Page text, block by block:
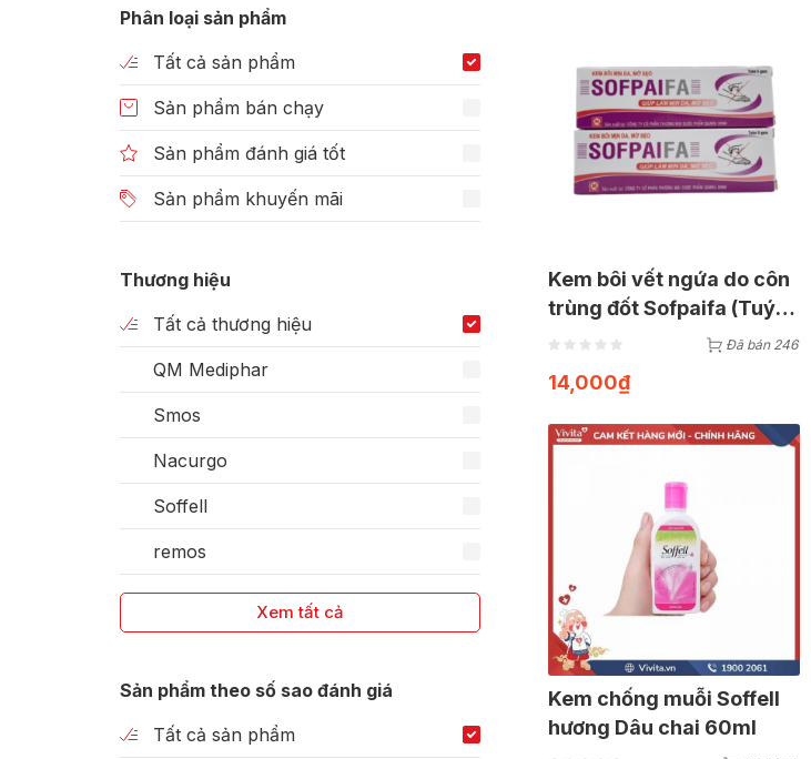
Phân loại sản phẩm
Tất cả sản phẩm
Sản phẩm bán chạy
Sản phẩm đánh giá tốt
Sản phẩm khuyến mãi
Thương hiệu
Tất cả thương hiệu
QM Mediphar
Smos
Nacurgo
Soffell
remos
Xem tất cả
Sản phẩm theo số sao đánh giá
Tất cả sản phẩm
Kem bôi vết ngứa do côn
trùng đốt Sofpaifa (Tuýp
5g)
Đã bán 246
14,000₫
Kem chống muỗi Soffell
hương Dâu chai 60ml